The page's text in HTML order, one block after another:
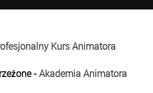
Kurs Animatora
-Akademia Animatora